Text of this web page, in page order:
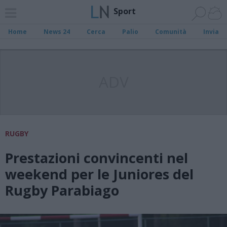
Sport
Home News 24 Cerca Palio Comunità Invia
RUGBY
Prestazioni convincenti nel
weekend per le Juniores del
Rugby Parabiago